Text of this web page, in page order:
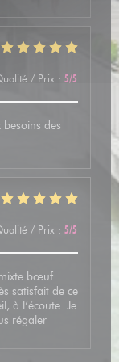
/ Prix : 5/5
des
/ Prix : 5/5
bœuf
satisfait de ce
à l’écoute. Je
régaler